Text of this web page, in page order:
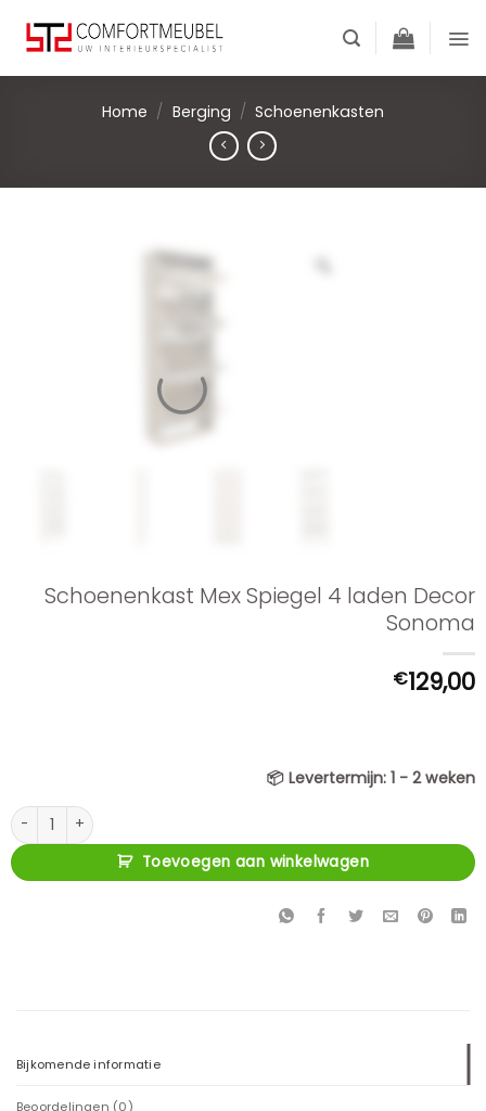
content
Home / Berging / Schoenenkasten
Schoenenkast Mex Spiegel 4 laden Decor
Sonoma
€129,00
📦 Levertermijn: 1 - 2 weken
Schoenenkast Mex Spiegel 4 laden Decor Sonoma aantal
Toevoegen aan winkelwagen
Bijkomende informatie
Beoordelingen (0)